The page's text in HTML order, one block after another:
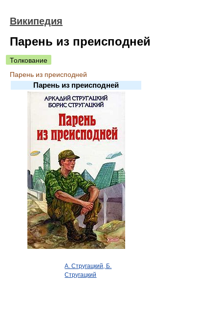
Википедия
Парень из преисподней
Толкование
Парень из преисподней
Парень из преисподней
А. Стругацкий, Б.
Стругацкий